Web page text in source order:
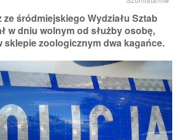
śródmiejskiego Wydziału Sztab
w dniu wolnym od służby osobę,
sklepie zoologicznym dwa kagańce.